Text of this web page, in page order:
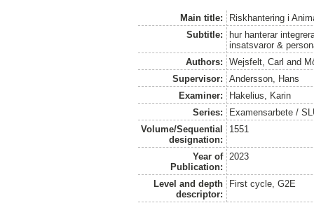
Main title:
Riskhantering i
Subtitle:
hur hanterar
insatsvaror &
Authors:
Wejsfelt, Carl and
Supervisor:
Andersson, Hans
Examiner:
Hakelius, Karin
Series:
Examensarbete /
Volume/Sequential
designation:
1551
Year of
Publication:
2023
Level and depth
descriptor:
First cycle, G2E